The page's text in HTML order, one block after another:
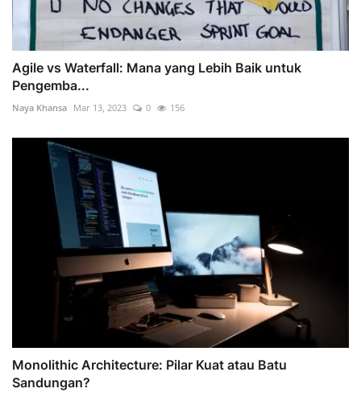
Agile vs Waterfall: Mana yang Lebih Baik untuk
Pengemba...
Naya Khansa Mar 13, 2023 0 156
Monolithic Architecture: Pilar Kuat atau Batu
Sandungan?